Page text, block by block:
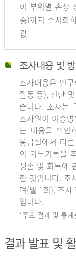
어 부위별 손상
증)까지 수치화
값
조사내용 및
조사내용은 인
활동 등), 진단
습니다. 조사는
조사원이 이송
는 내용을 확인
응급실에서 다
의 의무기록을
생존 및 회복에
한 것입니다. 조
며(월 1회), 조
입니다.
*주요 결과 및 통계
결과 발표 및